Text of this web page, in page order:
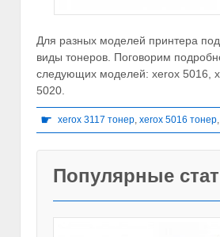
Для разных моделей принтера
виды тонеров. Поговорим
следующих моделей: xerox 5016,
5020.
☛ xerox 3117 тонер, xerox 5016 тонер,
Популярные